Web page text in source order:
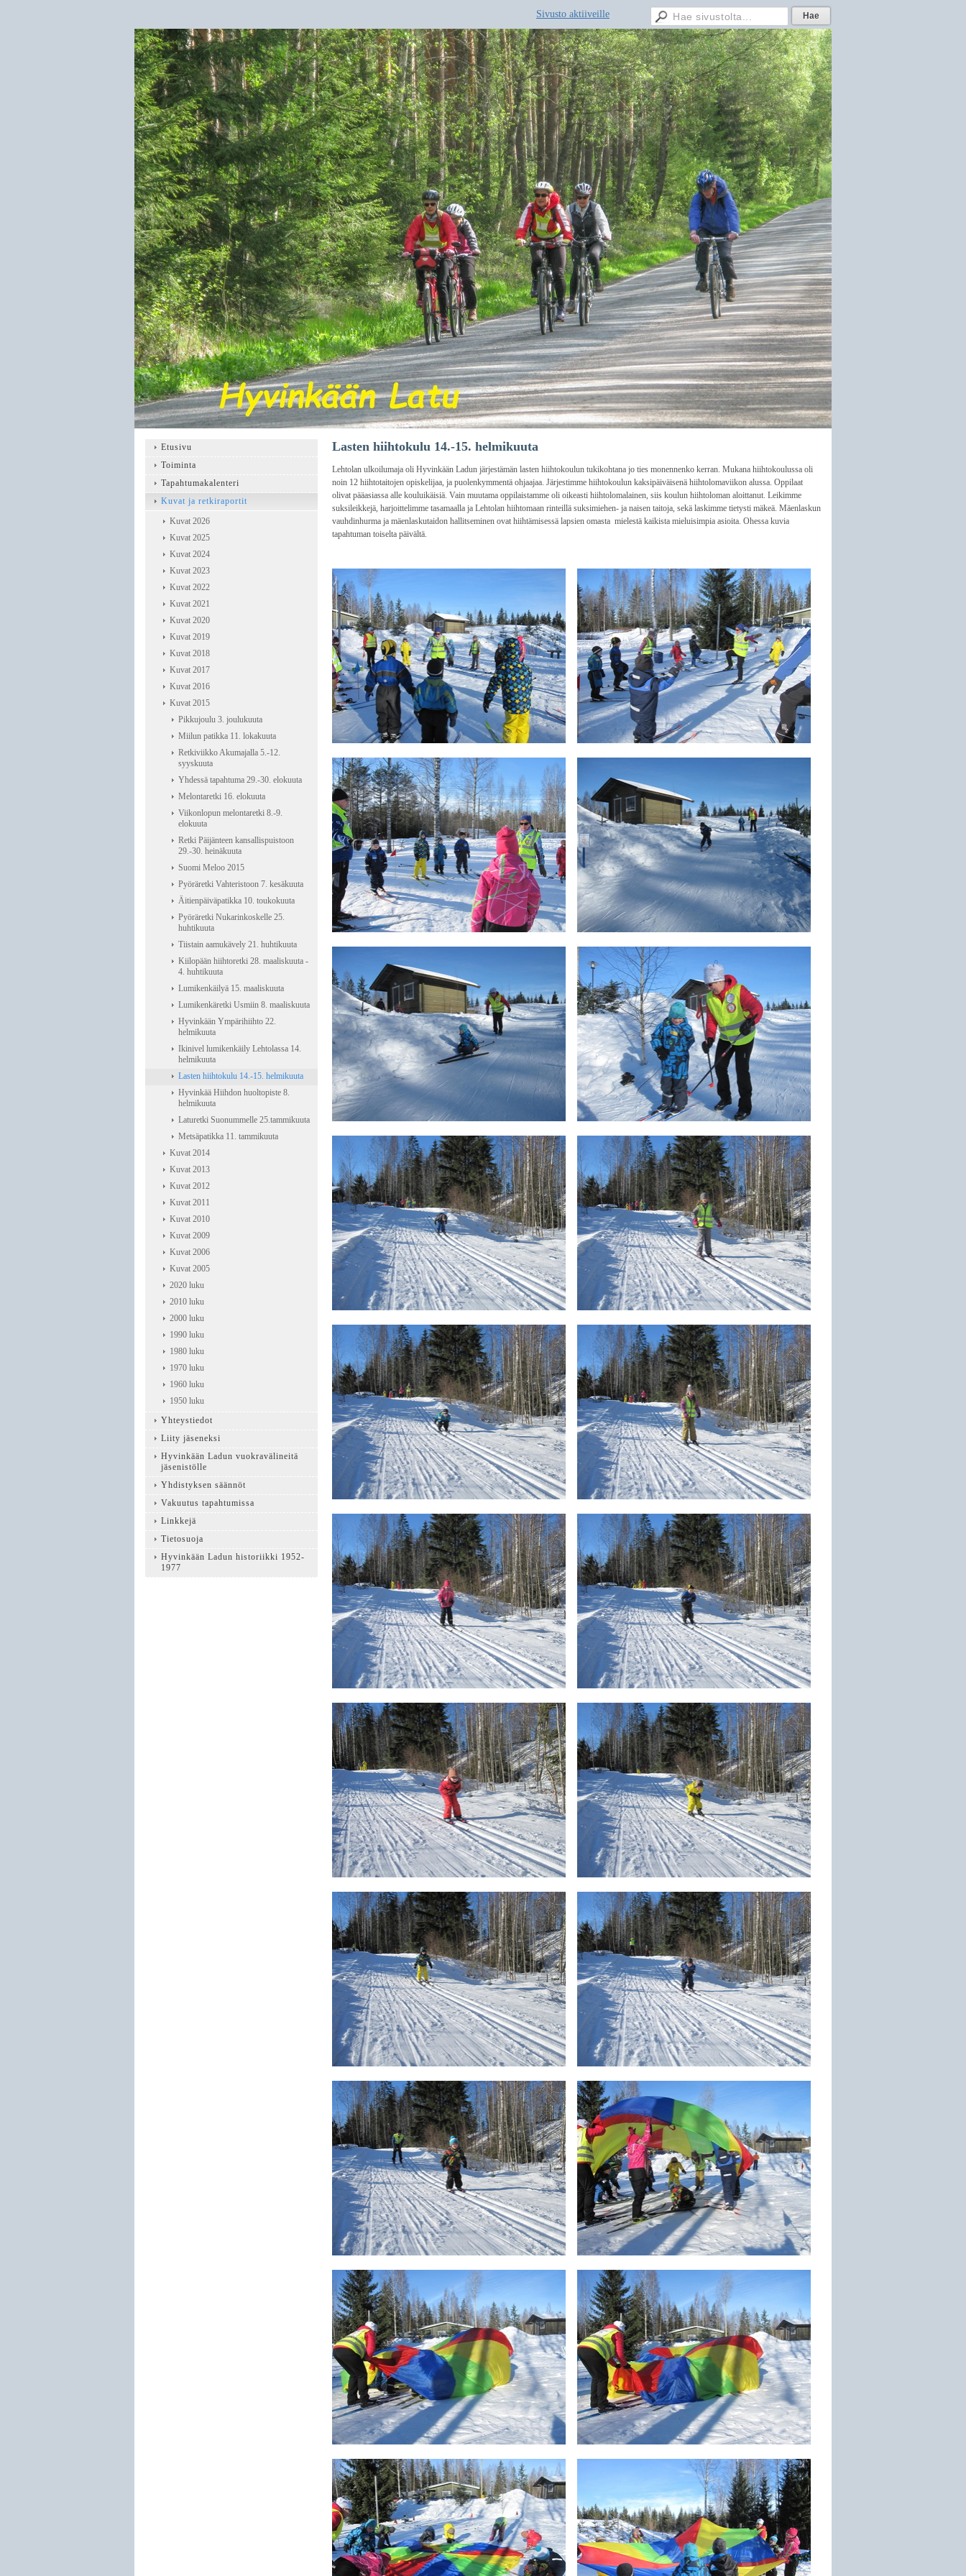
Sivusto aktiiveille
Lasten hiihtokulu 14.-15. helmikuuta
Lehtolan ulkoilumaja oli Hyvinkään Ladun järjestämän lasten hiihtokoulun tukikohtana jo ties monennenko kerran. Mukana hiihtokoulussa oli
noin 12 hiihtotaitojen opiskelijaa, ja puolenkymmentä ohjaajaa. Järjestimme hiihtokoulun kaksipäiväisenä hiihtolomaviikon alussa. Oppilaat
olivat pääasiassa alle kouluikäisiä. Vain muutama oppilaistamme oli oikeasti hiihtolomalainen, siis koulun hiihtoloman aloittanut. Leikimme
suksileikkejä, harjoittelimme tasamaalla ja Lehtolan hiihtomaan rinteillä suksimiehen- ja naisen taitoja, sekä laskimme tietysti mäkeä. Mäenlaskun
vauhdinhurma ja mäenlaskutaidon hallitseminen ovat hiihtämisessä lapsien omasta mielestä kaikista mieluisimpia asioita. Ohessa kuvia
tapahtuman toiselta päivältä.
Etusivu
Toiminta
Tapahtumakalenteri
Kuvat ja retkiraportit
Kuvat 2026
Kuvat 2025
Kuvat 2024
Kuvat 2023
Kuvat 2022
Kuvat 2021
Kuvat 2020
Kuvat 2019
Kuvat 2018
Kuvat 2017
Kuvat 2016
Kuvat 2015
Pikkujoulu 3. joulukuuta
Miilun patikka 11. lokakuuta
Retkiviikko Akumajalla 5.-12.
syyskuuta
Yhdessä tapahtuma 29.-30. elokuuta
Melontaretki 16. elokuuta
Viikonlopun melontaretki 8.-9.
elokuuta
Retki Päijänteen kansallispuistoon
29.-30. heinäkuuta
Suomi Meloo 2015
Pyöräretki Vahteristoon 7. kesäkuuta
Äitienpäiväpatikka 10. toukokuuta
Pyöräretki Nukarinkoskelle 25.
huhtikuuta
Tiistain aamukävely 21. huhtikuuta
Kiilopään hiihtoretki 28. maaliskuuta -
4. huhtikuuta
Lumikenkäilyä 15. maaliskuuta
Lumikenkäretki Usmiin 8. maaliskuuta
Hyvinkään Ympärihiihto 22.
helmikuuta
Ikinivel lumikenkäily Lehtolassa 14.
helmikuuta
Lasten hiihtokulu 14.-15. helmikuuta
Hyvinkää Hiihdon huoltopiste 8.
helmikuuta
Laturetki Suonummelle 25.tammikuuta
Metsäpatikka 11. tammikuuta
Kuvat 2014
Kuvat 2013
Kuvat 2012
Kuvat 2011
Kuvat 2010
Kuvat 2009
Kuvat 2006
Kuvat 2005
2020 luku
2010 luku
2000 luku
1990 luku
1980 luku
1970 luku
1960 luku
1950 luku
Yhteystiedot
Liity jäseneksi
Hyvinkään Ladun vuokravälineitä
jäsenistölle
Yhdistyksen säännöt
Vakuutus tapahtumissa
Linkkejä
Tietosuoja
Hyvinkään Ladun historiikki 1952-
1977